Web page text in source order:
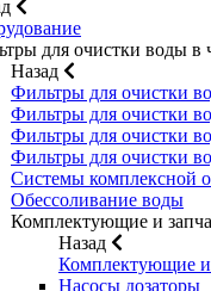
для очистки воды в
Назад
Фильтры для очистки
Фильтры для очистки
Фильтры для очистки
Фильтры для очистки
Системы комплексной
Обессоливание воды
Комплектующие и
Назад
Комплектующие и
Насосы дозаторы